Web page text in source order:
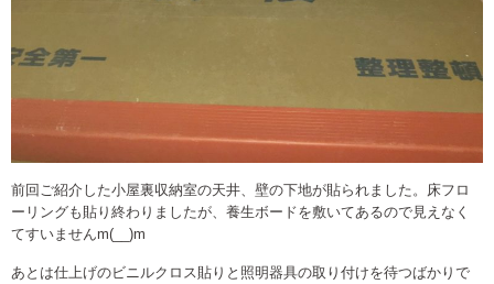
前回ご紹介した小屋裏収納室の天井、壁の下地が貼られました。床フロ
ーリングも貼り終わりましたが、養生ボードを敷いてあるので見えなく
てすいませんm(__)m
あとは仕上げのビニルクロス貼りと照明器具の取り付けを待つばかりで